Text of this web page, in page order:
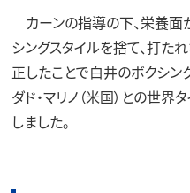
カーンの指導の下、栄養面
シングスタイルを捨て、打た
正したことで白井のボクシ
ダド・マリノ（米国）との世
しました。